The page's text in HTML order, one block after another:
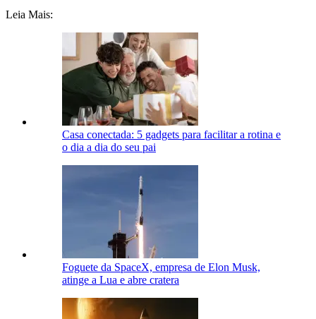
Leia Mais:
Casa conectada: 5 gadgets para facilitar a rotina e
o dia a dia do seu pai
Foguete da SpaceX, empresa de Elon Musk,
atinge a Lua e abre cratera